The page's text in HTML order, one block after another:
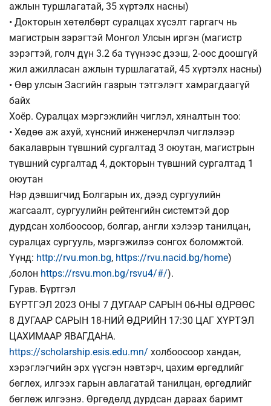
ажлын туршлагатай, 35 хүртэлх насны)
• Докторын хөтөлбөрт суралцах хүсэлт гаргагч нь
магистрын зэрэгтэй Монгол Улсын иргэн (магистр
зэрэгтэй, голч дүн 3.2 ба түүнээс дээш, 2-оос доошгүй
жил ажилласан ажлын туршлагатай, 45 хүртэлх насны)
• Өөр улсын Засгийн газрын тэтгэлэгт хамрагдаагүй
байх
Хоёр. Суралцах мэргэжлийн чиглэл, хяналтын тоо:
• Хөдөө аж ахуй, хүнсний инженерчлэл чиглэлээр
бакалаврын түвшний сургалтад 3 оюутан, магистрын
түвшний сургалтад 4, докторын түвшний сургалтад 1
оюутан
Нэр дэвшигчид Болгарын их, дээд сургуулийн
жагсаалт, сургуулийн рейтенгийн системтэй дор
дурдсан холбоосоор, болгар, англи хэлээр танилцан,
суралцах сургууль, мэргэжилээ сонгох боломжтой.
Үүнд: http://rvu.mon.bg, https://rvu.nacid.bg/home)
,болон https://rsvu.mon.bg/rsvu4/#/).
Гурав. Бүртгэл
БҮРТГЭЛ 2023 ОНЫ 7 ДУГААР САРЫН 06-НЫ ӨДРӨӨС
8 ДУГААР САРЫН 18-НИЙ ӨДРИЙН 17:30 ЦАГ ХҮРТЭЛ
ЦАХИМААР ЯВАГДАНА.
https://scholarship.esis.edu.mn/ холбоосоор хандан,
хэрэглэгчийн эрх үүсгэн нэвтэрч, цахим өргөдлийг
бөглөх, илгээх гарын авлагатай танилцан, өргөдлийг
бөглөж илгээнэ. Өргөдөлд дурдсан дараах баримт